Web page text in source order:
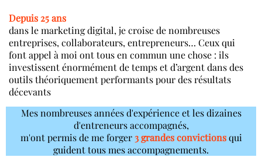
Depuis 25 ans
dans le marketing digital, je croise de nombreuses
entreprises, collaborateurs, entrepreneurs… Ceux qui
font appel à moi ont tous en commun une chose : ils
investissent énormément de temps et d’argent dans des
outils théoriquement performants pour des résultats
décevants
Mes nombreuses années d'expérience et les dizaines
d'entreneurs accompagnés,
m'ont permis de me forger3 grandes convictionsqui
guident tous mes accompagnements.